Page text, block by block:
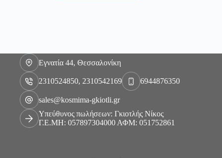
Εγνατία 44, Θεσσαλονίκη
2310524850, 2310542169 6944876350
sales@kosmima-gkiotli.gr
Υπεύθυνος πωλήσεων: Γκιοτλής Νίκος
Γ.Ε.ΜΗ: 057897304000 ΑΦΜ: 051752861